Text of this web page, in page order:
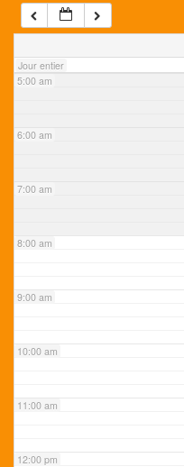
Jour entier
4:00 am
5:00 am
6:00 am
7:00 am
8:00 am
9:00 am
10:00 am
11:00 am
12:00 pm